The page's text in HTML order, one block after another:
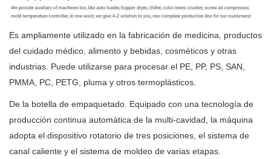
Es ampliamente utilizado en la fabricación de medicina, productos
del cuidado médico, alimento y bebidas, cosméticos y otras
industrias. Puede utilizarse para procesar el PE, PP, PS, SAN,
PMMA, PC, PETG, pluma y otros termoplásticos.
De la botella de empaquetado. Equipado con una tecnología de
producción continua automática de la multi-cavidad, la máquina
adopta el dispositivo rotatorio de tres posiciones, el sistema de
canal caliente y el sistema de moldeo de varias etapas.